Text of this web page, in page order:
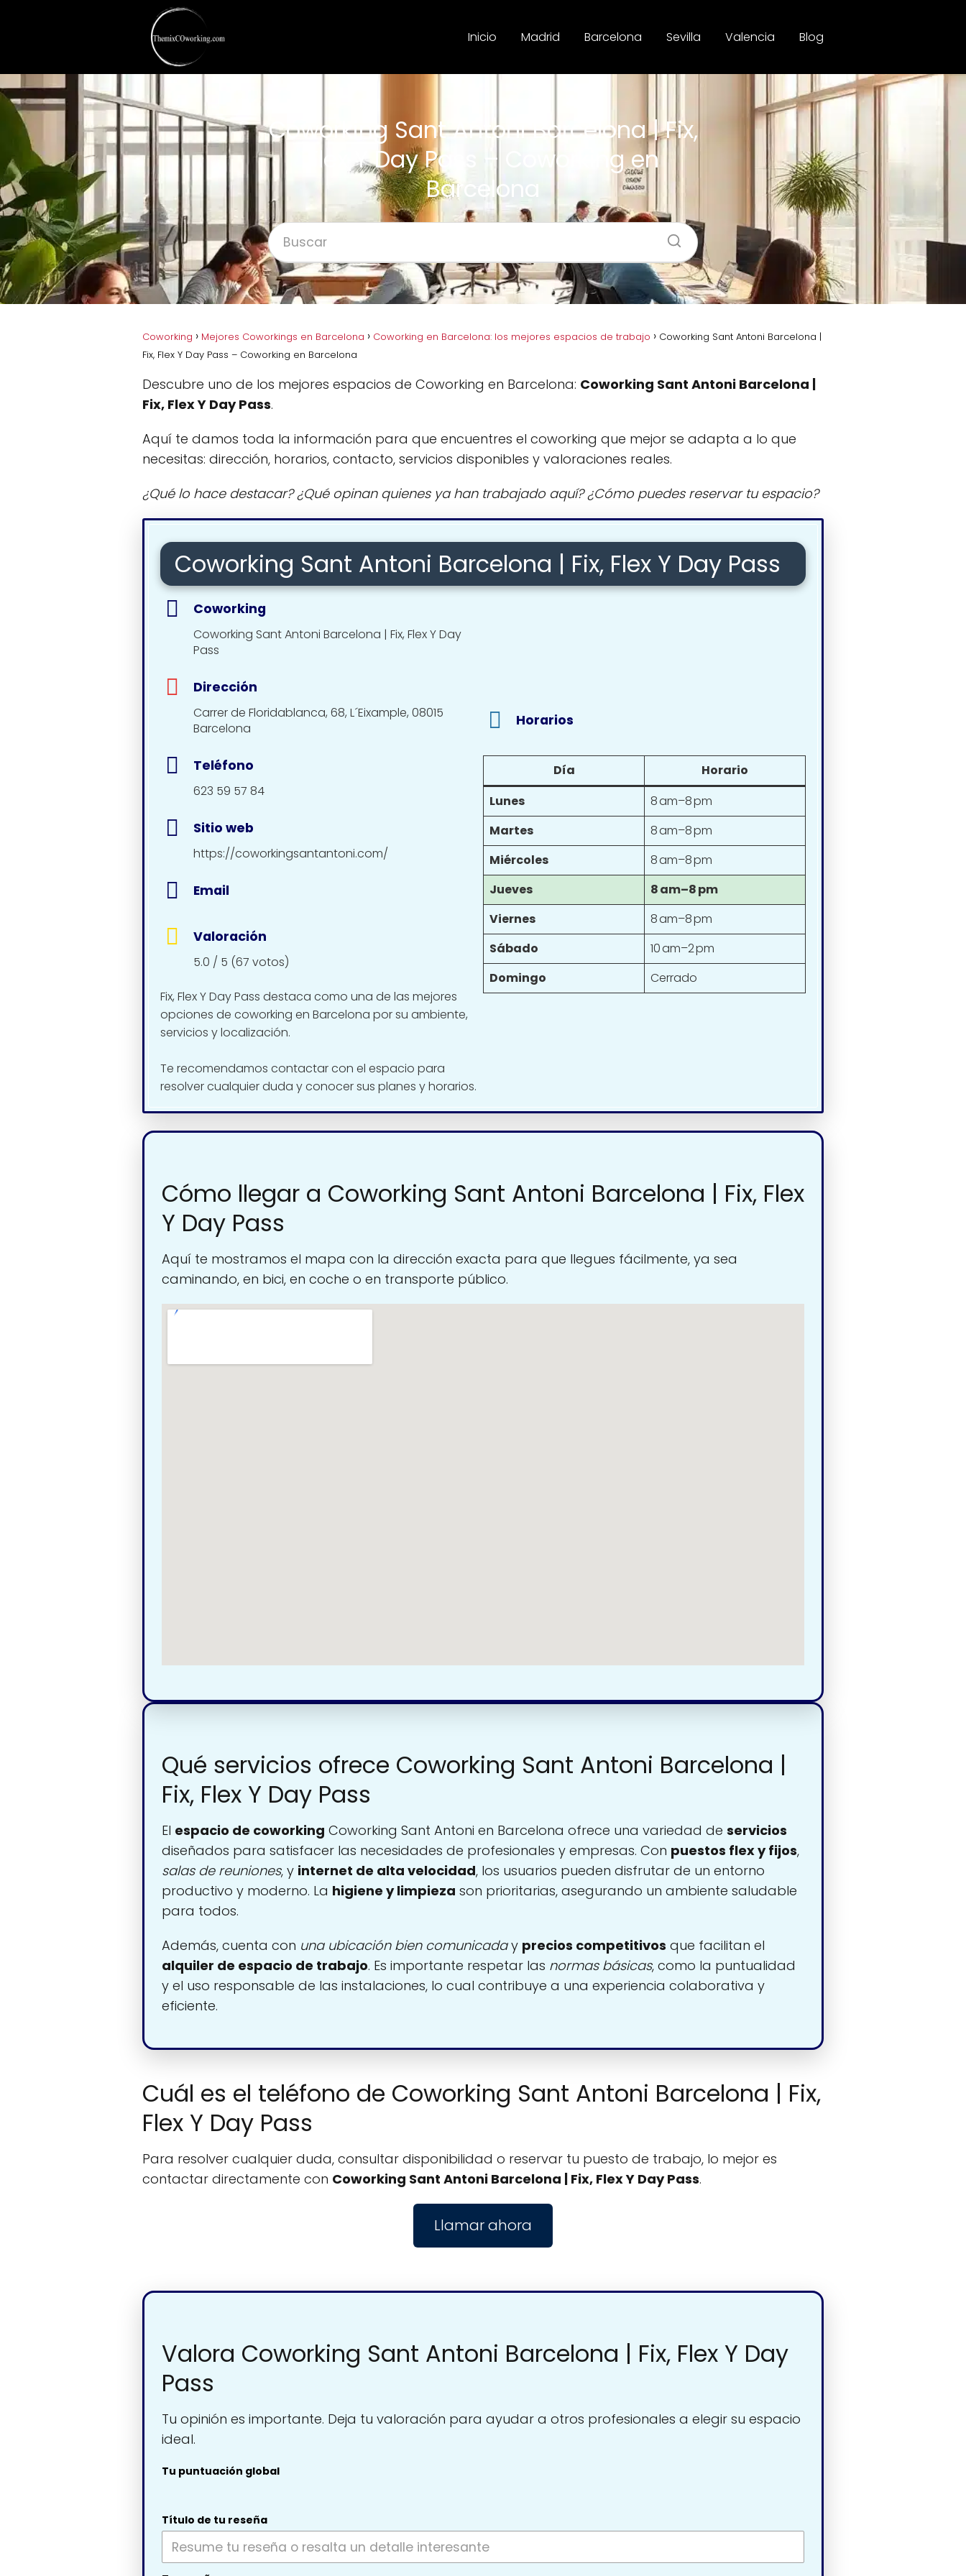
Inicio Madrid Barcelona Sevilla Valencia Blog
Coworking Sant Antoni Barcelona | Fix,
Flex Y Day Pass – Coworking en
Barcelona
Coworking Mejores Coworkings en Barcelona Coworking en Barcelona: los mejores espacios de trabajo
Coworking Sant Antoni Barcelona |
Fix, Flex Y Day Pass – Coworking en Barcelona
Descubre uno de los mejores espacios de Coworking en Barcelona: Coworking Sant Antoni Barcelona |
Fix, Flex Y Day Pass.
Aquí te damos toda la información para que encuentres el coworking que mejor se adapta a lo que
necesitas: dirección, horarios, contacto, servicios disponibles y valoraciones reales.
¿Qué lo hace destacar? ¿Qué opinan quienes ya han trabajado aquí? ¿Cómo puedes reservar tu espacio?
Coworking Sant Antoni Barcelona | Fix, Flex Y Day Pass
Coworking
Coworking Sant Antoni Barcelona | Fix, Flex Y Day
Pass
Dirección
Carrer de Floridablanca, 68, L´Eixample, 08015
Barcelona
Teléfono
623 59 57 84
Sitio web
https://coworkingsantantoni.com/
Email
Valoración
5.0 / 5 (67 votos)
Fix, Flex Y Day Pass destaca como una de las mejores
opciones de coworking en Barcelona por su ambiente,
servicios y localización.
Te recomendamos contactar con el espacio para
resolver cualquier duda y conocer sus planes y horarios.
Horarios
Día
Horario
Lunes
8 am–8 pm
Martes
8 am–8 pm
Miércoles
8 am–8 pm
Jueves
8 am–8 pm
Viernes
8 am–8 pm
Sábado
10 am–2 pm
Domingo
Cerrado
Cómo llegar a Coworking Sant Antoni Barcelona | Fix, Flex
Y Day Pass
Aquí te mostramos el mapa con la dirección exacta para que llegues fácilmente, ya sea
caminando, en bici, en coche o en transporte público.
Qué servicios ofrece Coworking Sant Antoni Barcelona |
Fix, Flex Y Day Pass
El espacio de coworking Coworking Sant Antoni en Barcelona ofrece una variedad de servicios
diseñados para satisfacer las necesidades de profesionales y empresas. Con puestos flex y fijos,
salas de reuniones, y internet de alta velocidad, los usuarios pueden disfrutar de un entorno
productivo y moderno. La higiene y limpieza son prioritarias, asegurando un ambiente saludable
para todos.
Además, cuenta con una ubicación bien comunicaday precios competitivos que facilitan el
alquiler de espacio de trabajo. Es importante respetar las normas básicas, como la puntualidad
y el uso responsable de las instalaciones, lo cual contribuye a una experiencia colaborativa y
eficiente.
Cuál es el teléfono de Coworking Sant Antoni Barcelona | Fix,
Flex Y Day Pass
Para resolver cualquier duda, consultar disponibilidad o reservar tu puesto de trabajo, lo mejor es
contactar directamente con Coworking Sant Antoni Barcelona | Fix, Flex Y Day Pass.
Llamar ahora
Valora Coworking Sant Antoni Barcelona | Fix, Flex Y Day
Pass
Tu opinión es importante. Deja tu valoración para ayudar a otros profesionales a elegir su espacio
ideal.
Tu puntuación global
Título de tu reseña